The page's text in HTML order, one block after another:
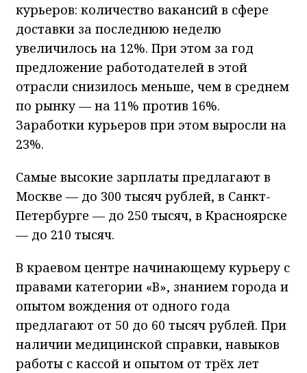
курьеров: количество вакансий в сфере
доставки за последнюю неделю
увеличилось на 12%. При этом за год
предложение работодателей в этой
отрасли снизилось меньше, чем в среднем
по рынку — на 11% против 16%.
Заработки курьеров при этом выросли на
23%.
Самые высокие зарплаты предлагают в
Москве — до 300 тысяч рублей, в Санкт-
Петербурге — до 250 тысяч, в Красноярске
— до 210 тысяч.
В краевом центре начинающему курьеру с
правами категории «B», знанием города и
опытом вождения от одного года
предлагают от 50 до 60 тысяч рублей. При
наличии медицинской справки, навыков
работы с кассой и опытом от трёх лет